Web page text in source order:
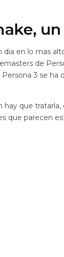
en lo mas
de
3 se ha
que
que parecen